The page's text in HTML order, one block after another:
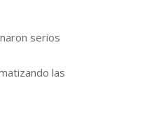
serios
las